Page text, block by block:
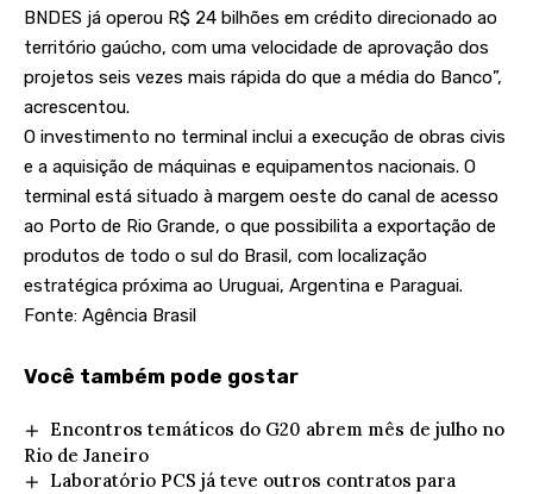
BNDES já operou R$ 24 bilhões em crédito direcionado ao
território gaúcho, com uma velocidade de aprovação dos
projetos seis vezes mais rápida do que a média do Banco”,
acrescentou.
O investimento no terminal inclui a execução de obras civis
e a aquisição de máquinas e equipamentos nacionais. O
terminal está situado à margem oeste do canal de acesso
ao Porto de Rio Grande, o que possibilita a exportação de
produtos de todo o sul do Brasil, com localização
estratégica próxima ao Uruguai, Argentina e Paraguai.
Fonte: Agência Brasil
Você também pode gostar
Encontros temáticos do G20 abrem mês de julho no
Rio de Janeiro
Laboratório PCS já teve outros contratos para